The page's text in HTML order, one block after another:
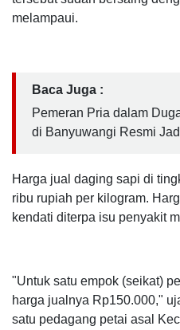
melampaui.
Baca Juga :
Pemeran Pria dalam
di Banyuwangi Resmi
Harga jual daging sapi di
ribu rupiah per kilogram.
kendati diterpa isu penyakit
"Untuk satu empok (seikat)
harga jualnya Rp150.000,"
satu pedagang petai asal